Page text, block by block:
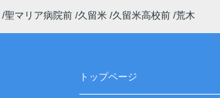
聖マリア病院前 久留米 久留米高校前 荒木
トップページ